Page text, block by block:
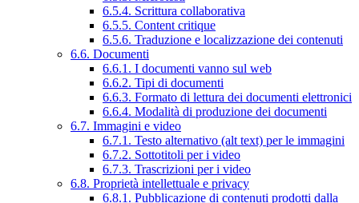
6.5.4. Scrittura collaborativa
6.5.5. Content critique
6.5.6. Traduzione e localizzazione dei contenuti
6.6. Documenti
6.6.1. I documenti vanno sul web
6.6.2. Tipi di documenti
6.6.3. Formato di lettura dei documenti elettronici
6.6.4. Modalità di produzione dei documenti
6.7. Immagini e video
6.7.1. Testo alternativo (alt text) per le immagini
6.7.2. Sottotitoli per i video
6.7.3. Trascrizioni per i video
6.8. Proprietà intellettuale e privacy
6.8.1. Pubblicazione di contenuti prodotti dalla